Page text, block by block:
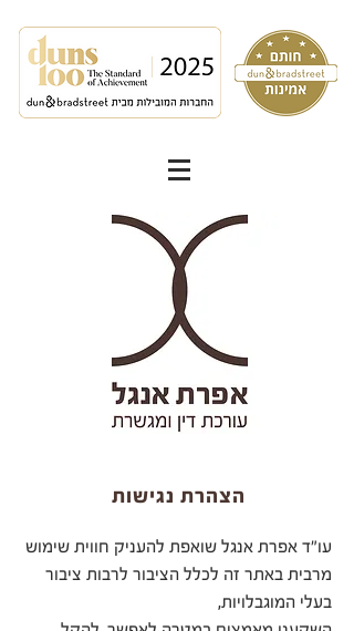
הצהרת נגישות
עו"ד אפרת אנגל שואפת להעניק חווית שימוש
מרבית באתר זה לכלל הציבור לרבות ציבור
בעלי המוגבלויות,